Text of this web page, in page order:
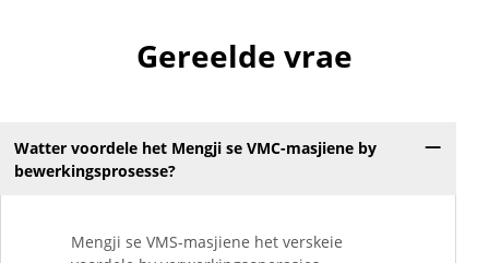
Gereelde vrae
Watter voordele het Mengji se VMC-masjiene by
bewerkingsprosesse?
Mengji se VMS-masjiene het verskeie